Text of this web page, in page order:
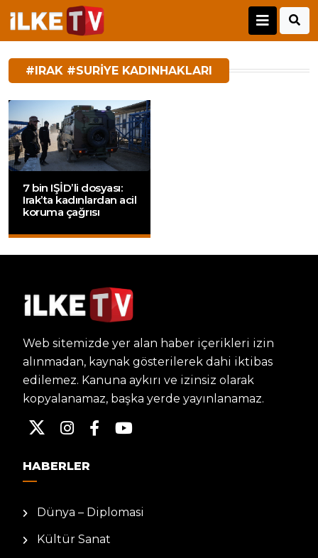
#IRAK #SURIYE KADINHAKLARI
7 bin IŞİD’li dosyası:
Irak’ta kadınlardan acil
koruma çağrısı
Web sitemizde yer alan haber içerikleri izin
alınmadan, kaynak gösterilerek dahi iktibas
edilemez. Kanuna aykırı ve izinsiz olarak
kopyalanamaz, başka yerde yayınlanamaz.
HABERLER
Dünya – Diplomasi
Kültür Sanat